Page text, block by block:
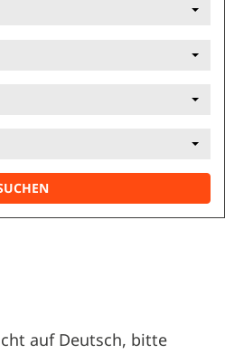
auf Deutsch, bitte